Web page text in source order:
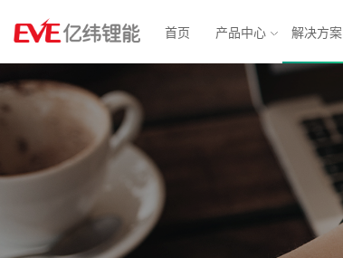
首页 产品中心 解决方案
消费电池
小型锂离子电池
物联网解决方案
智能表计
汽车电子
智能安防
智慧城市